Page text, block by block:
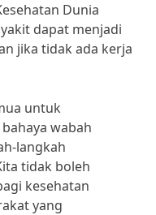
Dunia
dapat menjadi
jika tidak ada kerja
untuk
wabah
langkah
tidak boleh
kesehatan
yang